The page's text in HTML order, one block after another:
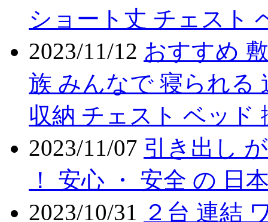
ショート丈 チェスト
2023/11/12 おすすめ
族 みんなで 寝られる
収納 チェスト ベッド
2023/11/07 引き出し
！ 安心 ・ 安全 の 日
2023/10/31 ２台 連結